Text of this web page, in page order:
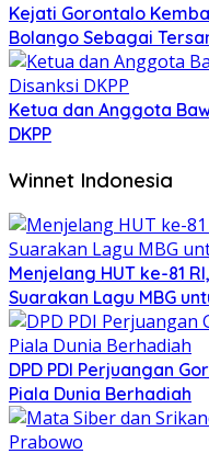
Kejati Gorontalo
Bolango Sebagai
Ketua dan Anggota
DKPP
Winnet Indonesia
Menjelang HUT ke-81
Suarakan Lagu MBG
DPD PDI Perjuangan
Piala Dunia Berhadiah